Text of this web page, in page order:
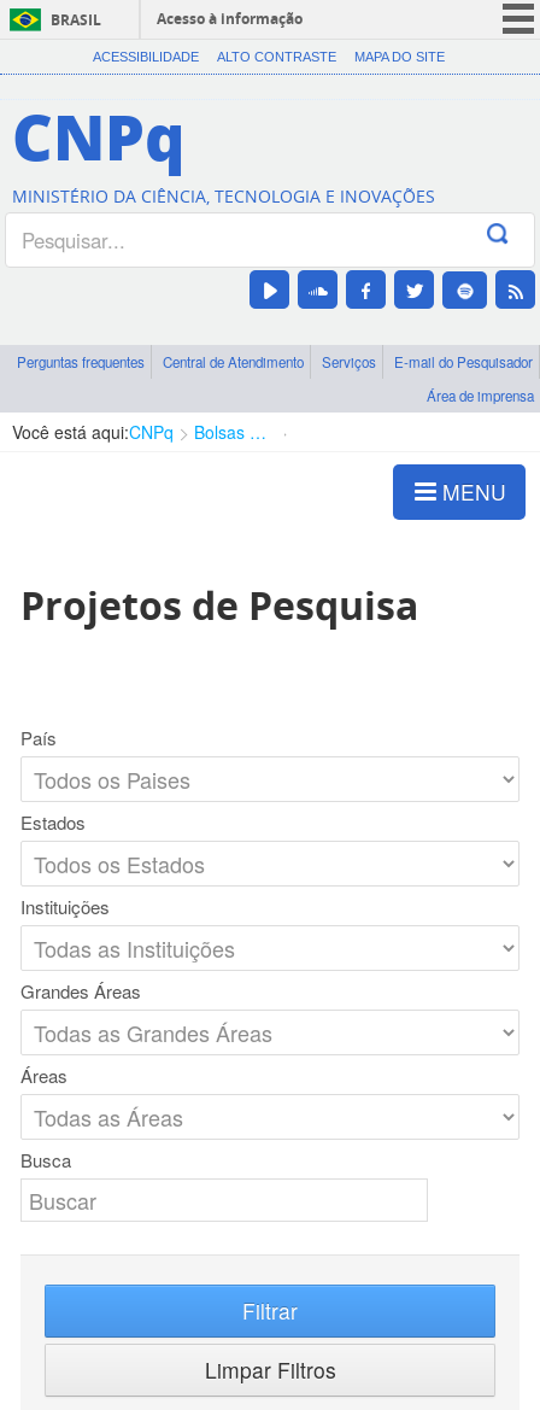
BRASIL
Acesso à informação
CORONAVÍRUS (COVID-19)
Canais
ACESSIBILIDADE ALTO CONTRASTE MAPA DO SITE
CNPq
MINISTÉRIO DA CIÊNCIA, TECNOLOGIA E INOVAÇÕES
Perguntas frequentes Central de Atendimento Serviços
E-mail do Pesquisador
Área de imprensa
Você está aqui:CNPq Bolsas e Auxílios Vigentes
MENU
Projetos de Pesquisa
País
Estados
Instituições
Grandes Áreas
Áreas
Busca
Filtrar
Limpar Filtros